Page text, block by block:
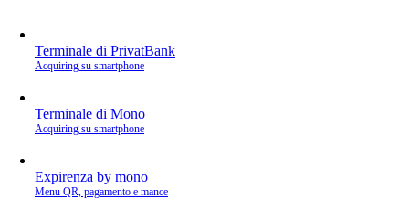
Terminale di PrivatBank
Acquiring su smartphone
Terminale di Mono
Acquiring su smartphone
Expirenza by mono
Menu QR, pagamento e mance